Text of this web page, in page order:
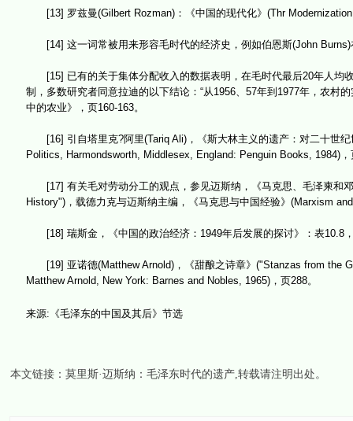
[13] 罗兹曼(Gilbert Rozman)：《中国的现代化》(Thr
[14] 这一词常被用来形容毛时代的经济史，例如伯恩斯(John Burns)
[15] 已有的关于集体分配收入的数据表明，在毛时代最后20年人均
制，多数研究者同意拉迪的以下结论：“从1956、57年到1977年，农村
中的农业》，页160-163。
[16] 引自塔里克?阿里(Tariq Ali)，《斯大林主义的遗产：对二十世
Politics, Harmondsworth, Middlesex, England: Penguin Books, 1984)，
[17] 有关毛对劳动分工的观点，参见迈斯纳，《马克思、毛泽柬和
History")，载德力克与迈斯纳主编，《马克思与中国经验》(Marxism
[18] 瑞斯金，《中国的政治经济：1949年后发展的探讨》：表10.8
[19] 亚诺德(Matthew Arnold)，《甜酿之诗章》("Stanzas from the
Matthew Arnold, New York: Barnes and Nobles, 1965)，页288。
来源:《毛泽东的中国及其后》节选
本文链接： 莫里斯·迈斯纳：毛泽东时代的遗产,转载请注明出处。